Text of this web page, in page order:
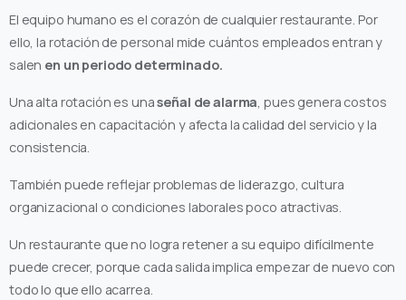
El equipo humano es el corazón de cualquier restaurante. Por
ello, la rotación de personal mide cuántos empleados entran y
salen en un periodo determinado.
Una alta rotación es unaseñal de alarma, pues genera costos
adicionales en capacitación y afecta la calidad del servicio y la
consistencia.
También puede reflejar problemas de liderazgo, cultura
organizacional o condiciones laborales poco atractivas.
Un restaurante que no logra retener a su equipo difícilmente
puede crecer, porque cada salida implica empezar de nuevo con
todo lo que ello acarrea.